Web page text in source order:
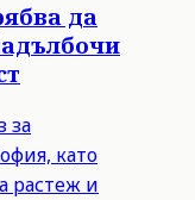
да
за
като
растеж и